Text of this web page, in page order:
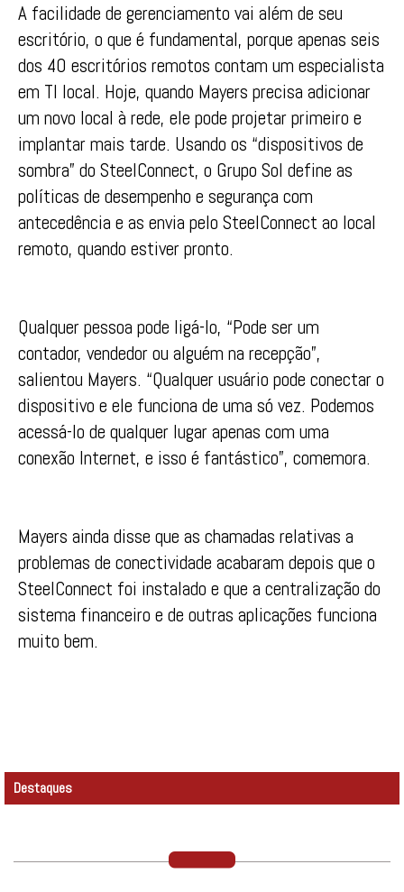
A facilidade de gerenciamento vai além de seu
escritório, o que é fundamental, porque apenas seis
dos 40 escritórios remotos contam um especialista
em TI local. Hoje, quando Mayers precisa adicionar
um novo local à rede, ele pode projetar primeiro e
implantar mais tarde. Usando os “dispositivos de
sombra” do SteelConnect, o Grupo Sol define as
políticas de desempenho e segurança com
antecedência e as envia pelo SteelConnect ao local
remoto, quando estiver pronto.
Qualquer pessoa pode ligá-lo, “Pode ser um
contador, vendedor ou alguém na recepção”,
salientou Mayers. “Qualquer usuário pode conectar o
dispositivo e ele funciona de uma só vez. Podemos
acessá-lo de qualquer lugar apenas com uma
conexão Internet, e isso é fantástico”, comemora.
Mayers ainda disse que as chamadas relativas a
problemas de conectividade acabaram depois que o
SteelConnect foi instalado e que a centralização do
sistema financeiro e de outras aplicações funciona
muito bem.
Destaques